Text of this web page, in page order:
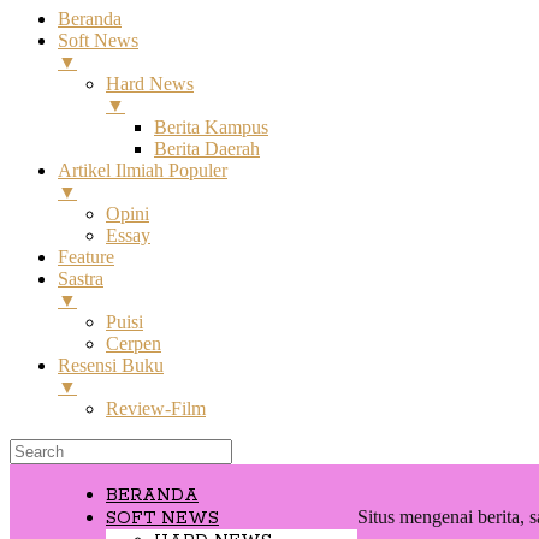
Beranda
Soft News
▼
Hard News
▼
Berita Kampus
Berita Daerah
Artikel Ilmiah Populer
▼
Opini
Essay
Feature
Sastra
▼
Puisi
Cerpen
Resensi Buku
▼
Review-Film
BERANDA
SOFT NEWS
Situs mengenai berita,